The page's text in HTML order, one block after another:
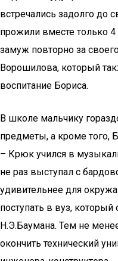
встречались задолго до
прожили вместе только
замуж повторно за
Ворошилова, который
воспитание Бориса.
В школе мальчику
предметы, а кроме того,
– Крюк учился в
не раз выступал с
удивительнее для
поступать в вуз,
Н.Э.Баумана. Тем не
окончить технический